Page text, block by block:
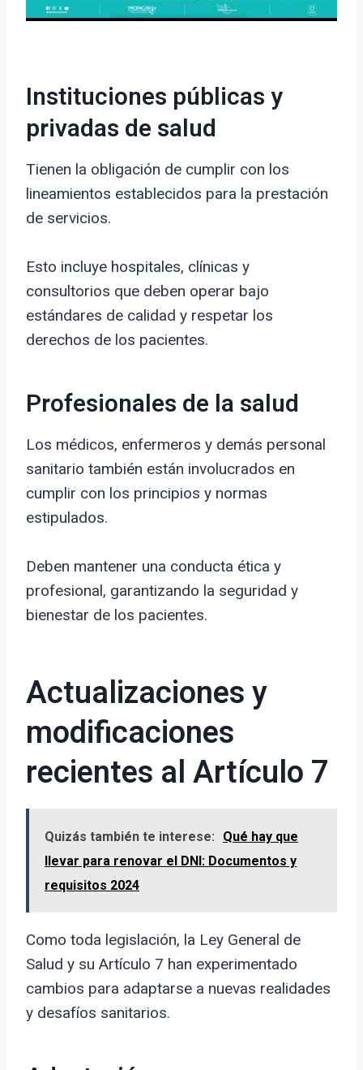
Instituciones públicas y
privadas de salud
Tienen la obligación de cumplir con los
lineamientos establecidos para la prestación
de servicios.
Esto incluye hospitales, clínicas y
consultorios que deben operar bajo
estándares de calidad y respetar los
derechos de los pacientes.
Profesionales de la salud
Los médicos, enfermeros y demás personal
sanitario también están involucrados en
cumplir con los principios y normas
estipulados.
Deben mantener una conducta ética y
profesional, garantizando la seguridad y
bienestar de los pacientes.
Actualizaciones y
modificaciones
recientes al Artículo 7
Quizás también te interese:
Qué hay que
llevar para renovar el DNI: Documentos y
requisitos 2024
Como toda legislación, la Ley General de
Salud y su Artículo 7 han experimentado
cambios para adaptarse a nuevas realidades
y desafíos sanitarios.